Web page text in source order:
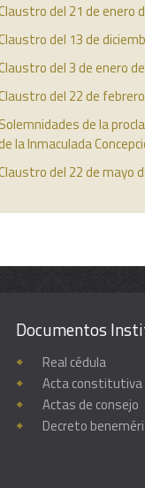
del 21 de enero
del 13 de
del 3 de enero
del 22 de
Solemnidades de la
la Inmaculada
del 22 de mayo
Documentos
Real cédula
Acta constitutiva
Actas de consejo
Decreto